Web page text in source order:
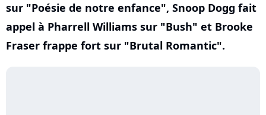
sur "Poésie de notre enfance", Snoop Dogg fait
appel à Pharrell Williams sur "Bush" et Brooke
Fraser frappe fort sur "Brutal Romantic".